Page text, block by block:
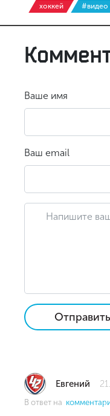
хоккей #видео
Ваше имя
Ваш email
Отправить
Евгений
В ответ на